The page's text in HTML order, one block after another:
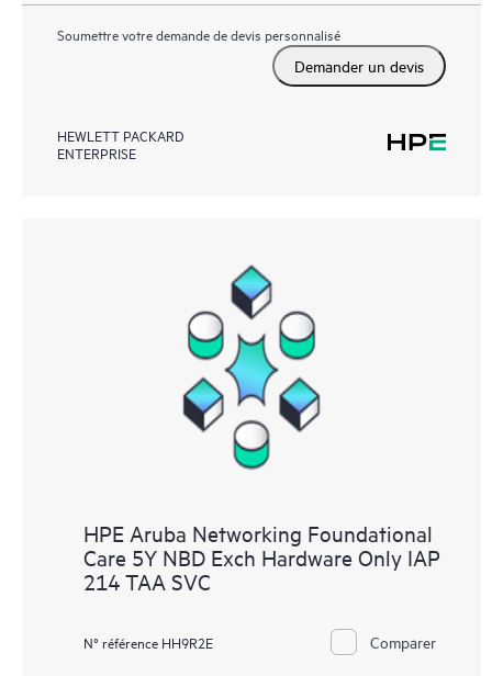
Soumettre votre demande de devis personnalisé
Demander un devis
HEWLETT PACKARD
ENTERPRISE
HPE Aruba Networking Foundational
Care 5Y NBD Exch Hardware Only IAP
214 TAA SVC
N° référence HH9R2E Comparer